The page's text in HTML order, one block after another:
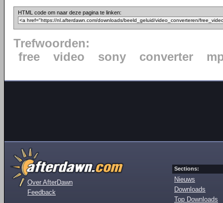
HTML code om naar deze pagina te linken:
Trefwoorden:
free
video sony converter
Over AfterDawn
Feedback
Sections:
Nieuws
Downloads
Top Downloads